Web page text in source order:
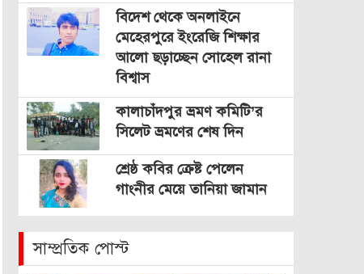
বিদেশ থেকে অনলাইনে
মেহেরপুরে ইংরেজি শিক্ষার
আলো ছড়াচ্ছেন সোহেল রানা
বিশ্বাস
কালাচাঁদপুর ভ্রমণ কমিটি’র
সিলেট ভ্রমণের শেষ দিন
শ্রেষ্ঠ কবির ক্রেষ্ট পেলেন
গাংনীর মেয়ে তানিয়া জামান
সাম্প্রতিক পোস্ট